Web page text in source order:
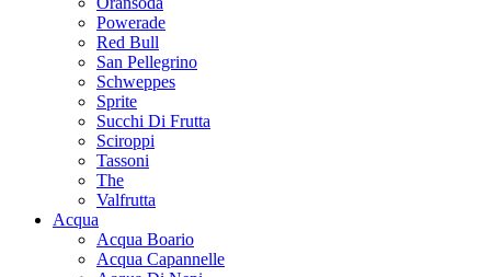
Powerade
Red Bull
San Pellegrino
Schweppes
Sprite
Succhi Di Frutta
Sciroppi
Tassoni
The
Valfrutta
Acqua
Acqua Boario
Acqua Capannelle